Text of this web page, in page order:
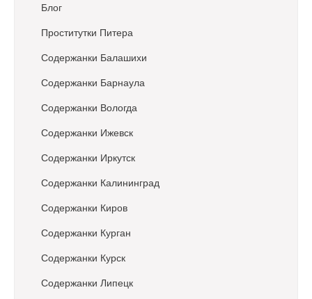
Блог
Проститутки Питера
Содержанки Балашихи
Содержанки Барнаула
Содержанки Вологда
Содержанки Ижевск
Содержанки Иркутск
Содержанки Калининград
Содержанки Киров
Содержанки Курган
Содержанки Курск
Содержанки Липецк